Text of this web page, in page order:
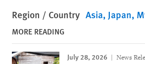
Region / Country Asia Japan
MORE READING
July 28, 2026 News